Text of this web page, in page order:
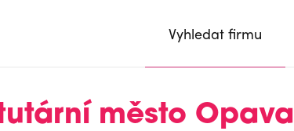
Vyhledat firmu
město Opava